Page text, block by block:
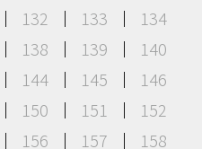
132 133
134
138 139
140
144 145
146
150 151
152
156 157
158